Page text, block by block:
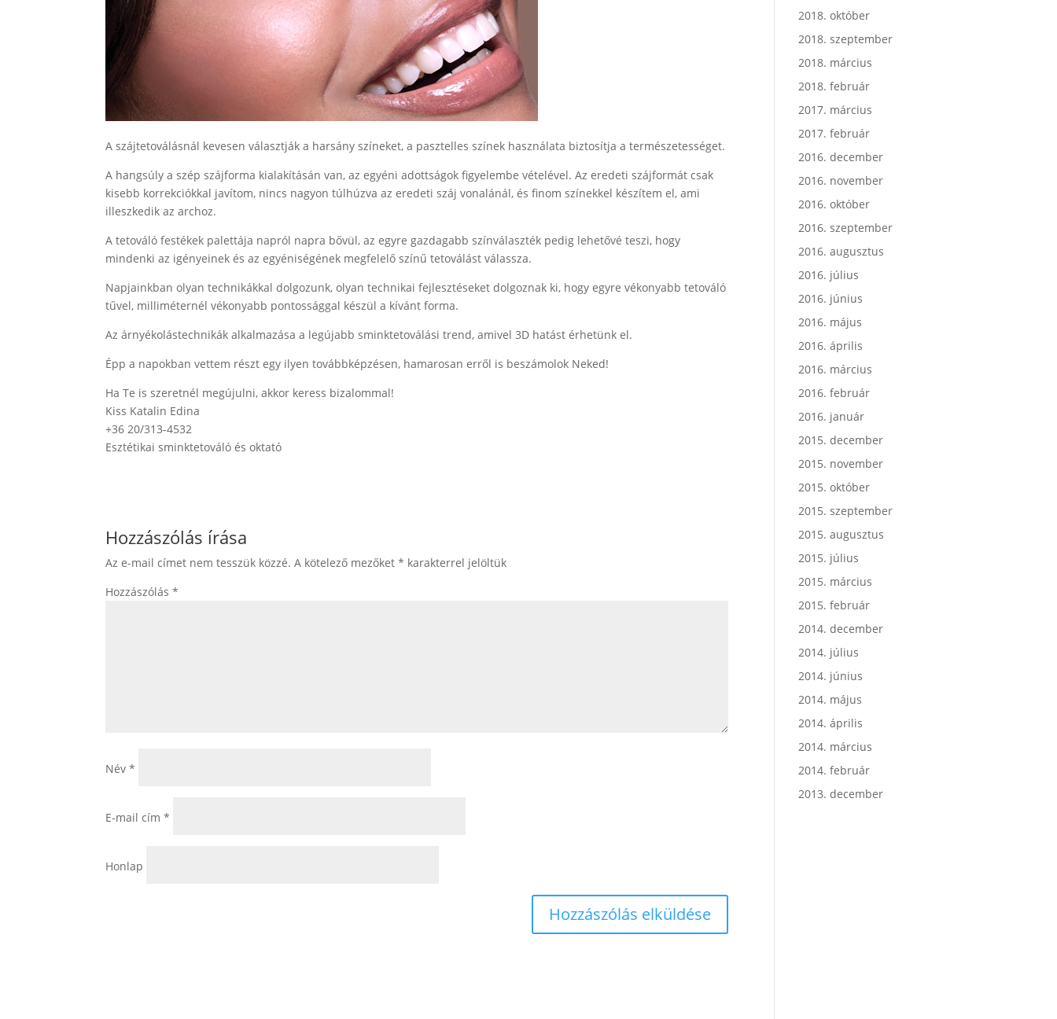
A szájtetoválásnál kevesen választják a harsány színeket, a pasztelles színek használata biztosítja a természetességet.
A hangsúly a szép szájforma kialakításán van, az egyéni adottságok figyelembe vételével. Az eredeti szájformát csak
kisebb korrekciókkal javítom, nincs nagyon túlhúzva az eredeti száj vonalánál, és finom színekkel készítem el, ami
illeszkedik az archoz.
A tetováló festékek palettája napról napra bővül, az egyre gazdagabb színválaszték pedig lehetővé teszi, hogy
mindenki az igényeinek és az egyéniségének megfelelő színű tetoválást válassza.
Napjainkban olyan technikákkal dolgozunk, olyan technikai fejlesztéseket dolgoznak ki, hogy egyre vékonyabb tetováló
tűvel, milliméternél vékonyabb pontossággal készül a kívánt forma.
Az árnyékolástechnikák alkalmazása a legújabb sminktetoválási trend, amivel 3D hatást érhetünk el.
Épp a napokban vettem részt egy ilyen továbbképzésen, hamarosan erről is beszámolok Neked!
Ha Te is szeretnél megújulni, akkor keress bizalommal!
Kiss Katalin Edina
+36 20/313-4532
Esztétikai sminktetováló és oktató
Hozzászólás írása
Az e-mail címet nem tesszük közzé. A kötelező mezőket* karakterrel jelöltük
Hozzászólás*
Név*
E-mail cím*
Honlap
2018. október
2018. szeptember
2018. március
2018. február
2017. március
2017. február
2016. december
2016. november
2016. október
2016. szeptember
2016. augusztus
2016. július
2016. június
2016. május
2016. április
2016. március
2016. február
2016. január
2015. december
2015. november
2015. október
2015. szeptember
2015. augusztus
2015. július
2015. március
2015. február
2014. december
2014. július
2014. június
2014. május
2014. április
2014. március
2014. február
2013. december